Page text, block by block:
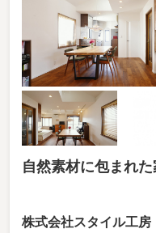
自然素材に包まれ
株式会社スタイル工房